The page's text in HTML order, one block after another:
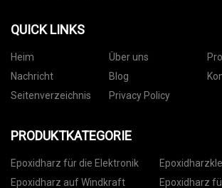
QUICK LINKS
Heim Über uns
Nachricht
Blog
Seitenverzeichnis
Privacy Policy
PRODUKTKATEGORIE
Epoxidharz für die Elektronik
Epoxidharz auf Windkraft
Epoxidharz